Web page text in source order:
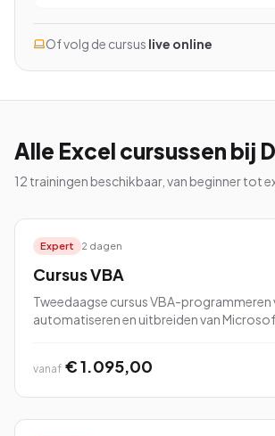
Gratis studiegids
Of volg de cursus live online
Alle Excel cursussen bij
12 trainingen beschikbaar, van beginner tot
Expert 2 dagen
Cursus VBA
Tweedaagse cursus VBA-programmeren
automatiseren en uitbreiden van
vanaf € 1.095,00